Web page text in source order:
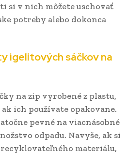
si v nich môžete uschovať
potreby alebo dokonca
igelitových sáčkov na
na zip vyrobené z plastu,
ich používate opakovane.
pevné na viacnásobné
odpadu. Navyše, ak si
materiálu,